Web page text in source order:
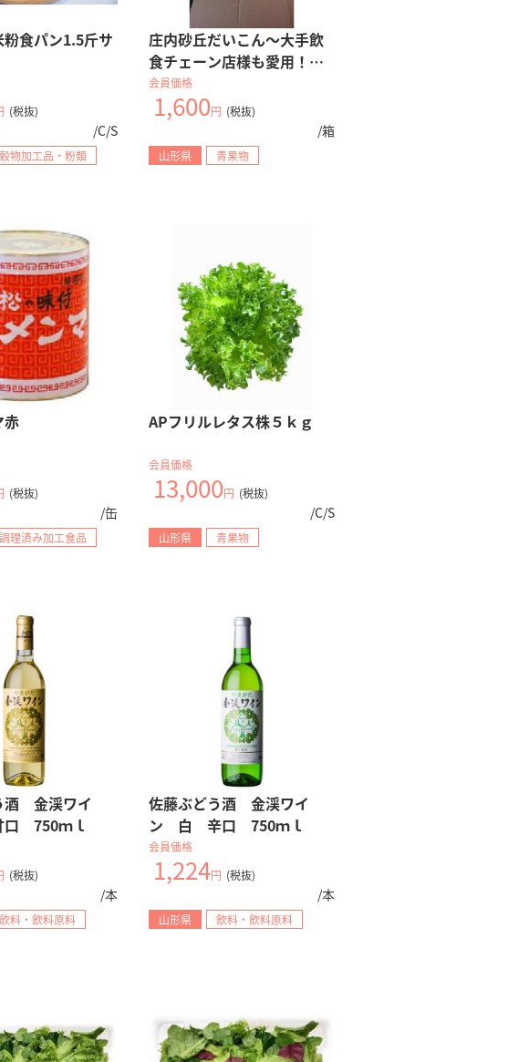
食パン1.5斤サ
(税抜)
/C/S
穀物加工品・粉類
庄内砂丘だいこん～大手飲
食チェーン店様も愛用！！
～
会員価格
1,600円 (税抜)
/箱
山形県 青果物
赤
(税抜)
/缶
調理済み加工食品
APフリルレタス株５ｋｇ
会員価格
13,000円 (税抜)
/C/S
山形県 青果物
酒 金渓ワイ
750ｍｌ
(税抜)
/本
飲料・飲料原料
佐藤ぶどう酒 金渓ワイ
ン 白 辛口 750ｍｌ
会員価格
1,224円 (税抜)
/本
山形県 飲料・飲料原料